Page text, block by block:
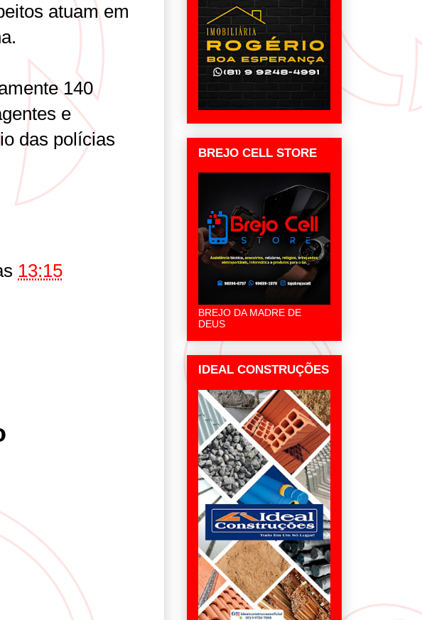
atuam em
140
e
das polícias
13:15
BREJO CELL STORE
BREJO DA MADRE DE
DEUS
IDEAL CONSTRUÇÕES